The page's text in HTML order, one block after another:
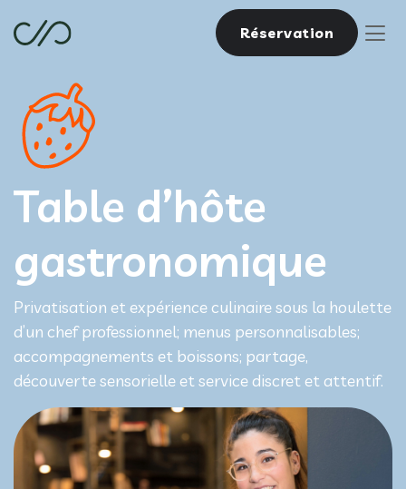
Réservation
Table d’hôte
gastronomique
Privatisation et expérience culinaire sous la houlette
d’un chef professionnel; menus personnalisables;
accompagnements et boissons; partage,
découverte sensorielle et service discret et attentif.